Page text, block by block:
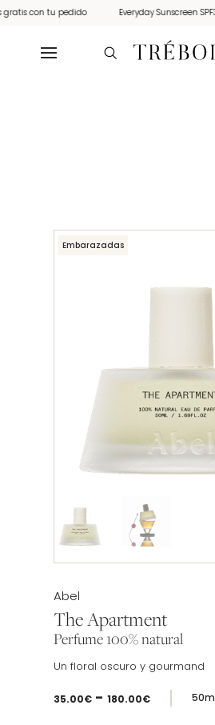
con tu pedido Everyday Sunscreen
Embarazadas
Abel
The Apartment
Perfume 100% natural
Un floral oscuro y gourmand
35.00€ - 180.00€Rango